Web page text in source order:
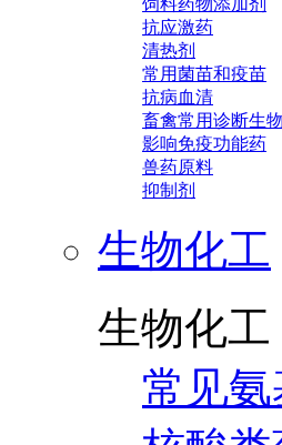
饲料药物添加剂
抗应激药
清热剂
常用菌苗和疫苗
抗病血清
畜禽常用诊断生
影响免疫功能药
兽药原料
抑制剂
生物化工
生物化工
常见